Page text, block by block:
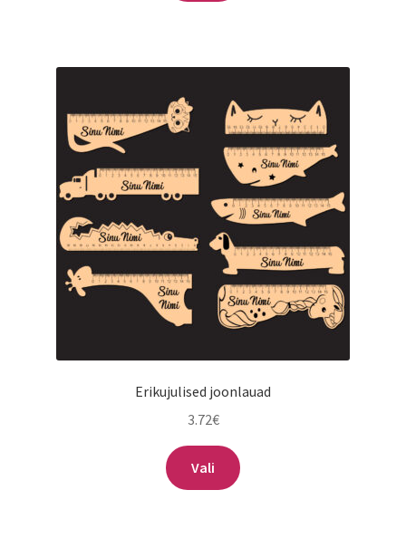
saab
teha
tootelehel.
Erikujulised joonlauad
3.72€
Vali
tootel